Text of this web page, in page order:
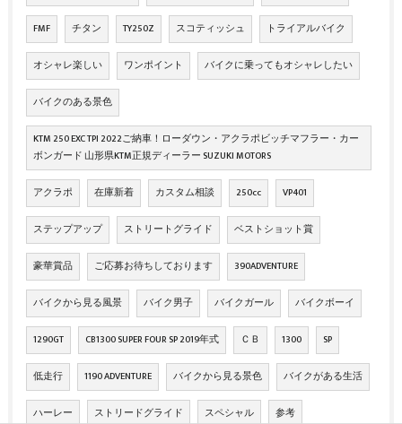
FMF チタン TY250Z スコティッシュ トライアルバイク
オシャレ楽しい ワンポイント バイクに乗ってもオシャレしたい
バイクのある景色
KTM 250 EXC TPI 2022ご納車！ローダウン・アクラポビッチマフラー・カー
ボンガード 山形県KTM正規ディーラー SUZUKI MOTORS
アクラポ 在庫新着 カスタム相談 250cc VP401
ステップアップ ストリートグライド ベストショット賞
豪華賞品 ご応募お待ちしております 390ADVENTURE
バイクから見る風景 バイク男子 バイクガール バイクボーイ
1290GT CB1300 SUPER FOUR SP 2019年式 ＣＢ 1300 SP
低走行 1190 ADVENTURE バイクから見る景色 バイクがある生活
ハーレー ストリードグライド スペシャル 参考